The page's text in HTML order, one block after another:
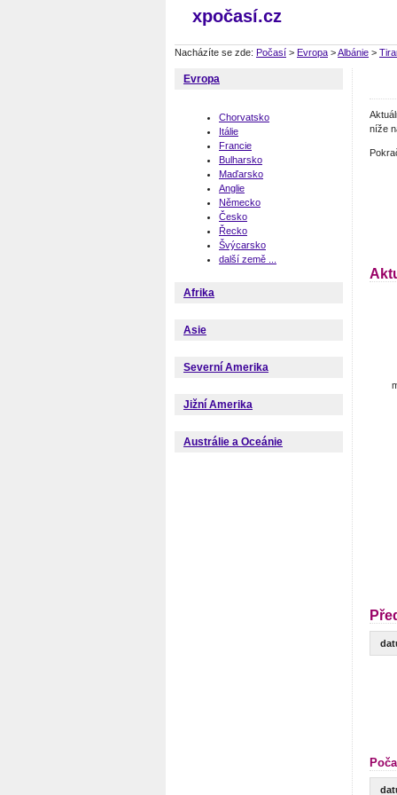
xpočasí.cz
Nacházíte se zde: Počasí > Evropa >Albánie >
Evropa
Chorvatsko
Itálie
Francie
Bulharsko
Maďarsko
Anglie
Německo
Česko
Řecko
Švýcarsko
další země ...
Afrika
Asie
Severní Amerika
Jižní Amerika
Austrálie a Oceánie
níže